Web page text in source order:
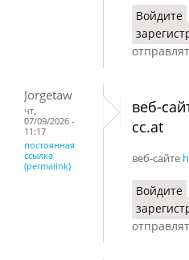
Войдите
Jorgetaw
чт,
07/09/2026 -
11:17
постоянная
ссылка
(permalink)
веб-
cc.at
веб-сайте
Войдите